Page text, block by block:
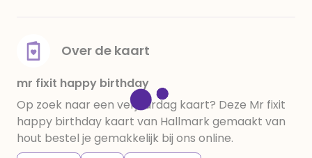
Over de kaart
mr fixit happy birthday
Op zoek naar een verjaardag kaart? Deze Mr fixit
happy birthday kaart van Hallmark gemaakt van
hout bestel je gemakkelijk bij ons online.